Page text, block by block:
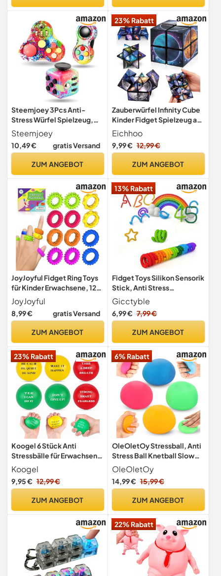
Prämien
Steemjoey 3Pcs Anti-
Stress Würfel Spielzeug,
Fidget Toy Cube Pad
Controller
Steemjoey
10,49 € gratis Versand
ZUM ANGEBOT
23% Rabatt
Zauberwürfel Infinity Cube
Kinder Fidget Spielzeug ab
6-7-8-9-10 Jahr Junge
Eichhoo
9,99 € 12,99 €
ZUM ANGEBOT
JoyJoyful Fidget Ring Toys
für Kinder Erwachsene, 12
Stück Sensorik Autismus für
Spielzeug, Anti Stress
Autismus Spielzeug, Fidget
Toys, Beruhigend Bei Stress
JoyJoyful
8,99 € gratis Versand
ZUM ANGEBOT
13% Rabatt
Fidget Toys Silikon Sensorik
Stick, Anti Stress
Spielzeug, Sensory
Spielzeug für ADHS, Anti
Stress, Autismus,
3 Jahr
Gicctyble
6,99 € 7,99 €
ZUM ANGEBOT
23% Rabatt
Koogel 6 Stück Anti
Stressbälle für Erwachsene
& Kinder (6,2 cm) -
Motivierende
Knautschbälle mit
- Squeeze Ball Handtrainer
Koogel
9,95 € 12,99 €
ZUM ANGEBOT
6% Rabatt
OleOletOy Stressball, Anti
Stress Ball Knetball Slow
Rising Quatsch Sensory
Fidget Fun Toy,
Massagebälle Handtrainer,
Kinder und Erwachsene (4)
OleOletOy
14,99 € 15,99 €
ZUM ANGEBOT
22% Rabatt